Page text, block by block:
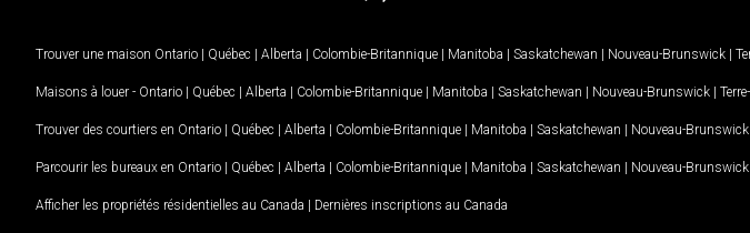
Trouver une maison Ontario | Québec | Alberta | Colombie-Britannique | Manitoba | Saskatchewan | Nouveau-Brunswick |
Maisons à louer - Ontario | Québec | Alberta | Colombie-Britannique | Manitoba | Saskatchewan | Nouveau-Brunswick |
Trouver des courtiers en Ontario | Québec | Alberta | Colombie-Britannique | Manitoba | Saskatchewan | Nouveau-Brunswick
Parcourir les bureaux en Ontario | Québec | Alberta | Colombie-Britannique | Manitoba | Saskatchewan | Nouveau-Brunswick
Afficher les propriétés résidentielles au Canada | Dernières inscriptions au Canada